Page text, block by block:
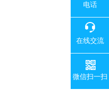
电话
在线交流
微信扫一扫